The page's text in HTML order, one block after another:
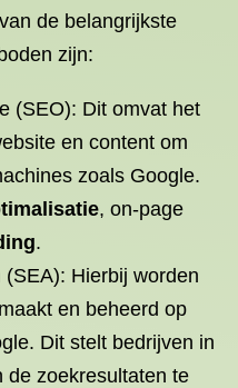
de belangrijkste
zijn:
(SEO): Dit omvat het
en content om
zoals Google.
, on-page
.
Hierbij worden
en beheerd op
Dit stelt bedrijven in
de zoekresultaten te